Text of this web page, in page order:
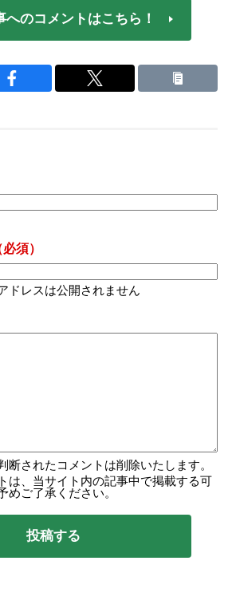
へのコメントはこちら！
必須）
ドレスは公開されません
断されたコメントは削除いたします。
は、当サイト内の記事中で掲載する可
めご了承ください。